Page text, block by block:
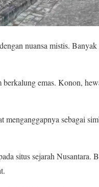
nuansa mistis.
emas. Konon,
menganggapnya sebagai
situs sejarah Nusantara.